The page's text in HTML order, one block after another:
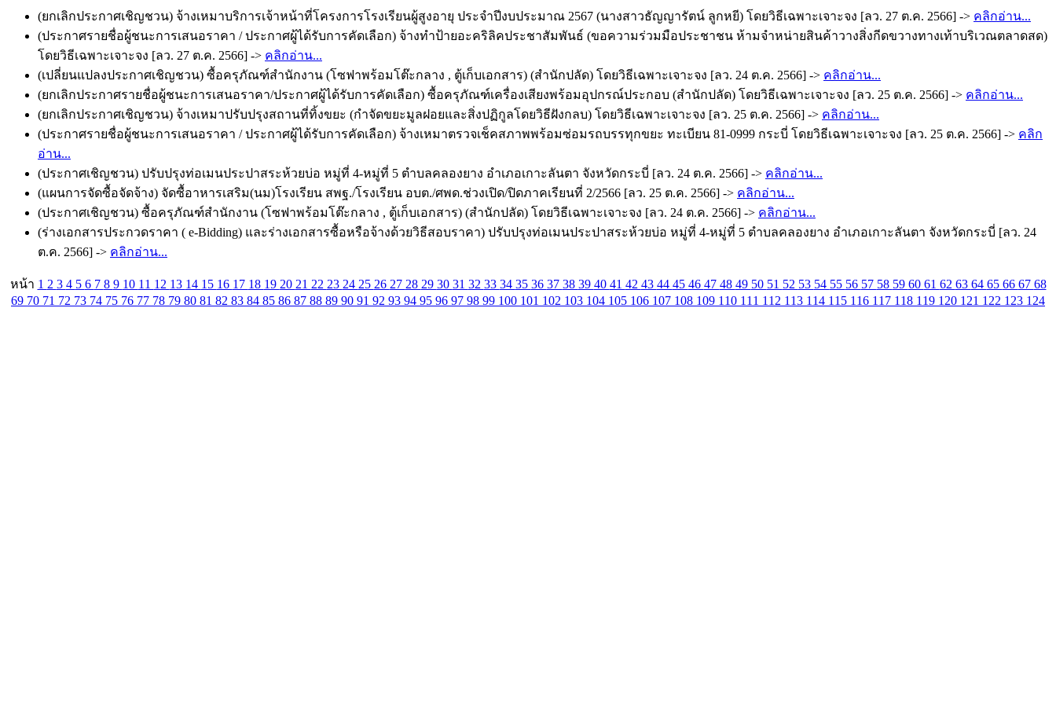
(ยกเลิกประกาศเชิญชวน) จ้างเหมาบริการเจ้าหน้าที่โครงการโรงเรียนผู้สูงอายุ ประจำปีงบประมาณ 2567 (นางสาวธัญญารัตน์ ลูกหยี) โดยวิธีเฉพาะเจาะจง [ลว. 27 ต.ค. 2566] -> คลิกอ่าน...
(ประกาศรายชื่อผู้ชนะการเสนอราคา / ประกาศผู้ได้รับการคัดเลือก) จ้างทำป้ายอะคริลิคประชาสัมพันธ์ (ขอความร่วมมือประชาชน ห้ามจำหน่ายสินค้าวางสิ่งกีดขวางทางเท้าบริเวณตลาดสด)
โดยวิธีเฉพาะเจาะจง [ลว. 27 ต.ค. 2566] -> คลิกอ่าน...
(เปลี่ยนแปลงประกาศเชิญชวน) ซื้อครุภัณฑ์สำนักงาน (โซฟาพร้อมโต๊ะกลาง , ตู้เก็บเอกสาร) (สำนักปลัด) โดยวิธีเฉพาะเจาะจง [ลว. 24 ต.ค. 2566] -> คลิกอ่าน...
(ยกเลิกประกาศรายชื่อผู้ชนะการเสนอราคา/ประกาศผู้ได้รับการคัดเลือก) ซื้อครุภัณฑ์เครื่องเสียงพร้อมอุปกรณ์ประกอบ (สำนักปลัด) โดยวิธีเฉพาะเจาะจง [ลว. 25 ต.ค. 2566] -> คลิกอ่าน...
(ยกเลิกประกาศเชิญชวน) จ้างเหมาปรับปรุงสถานที่ทิ้งขยะ (กำจัดขยะมูลฝอยและสิ่งปฏิกูลโดยวิธีฝังกลบ) โดยวิธีเฉพาะเจาะจง [ลว. 25 ต.ค. 2566] -> คลิกอ่าน...
(ประกาศรายชื่อผู้ชนะการเสนอราคา / ประกาศผู้ได้รับการคัดเลือก) จ้างเหมาตรวจเช็คสภาพพร้อมซ่อมรถบรรทุกขยะ ทะเบียน 81-0999 กระบี่ โดยวิธีเฉพาะเจาะจง [ลว. 25 ต.ค. 2566] -> คลิก
อ่าน...
(ประกาศเชิญชวน) ปรับปรุงท่อเมนประปาสระห้วยบ่อ หมู่ที่ 4-หมู่ที่ 5 ตำบลคลองยาง อำเภอเกาะลันตา จังหวัดกระบี่ [ลว. 24 ต.ค. 2566] -> คลิกอ่าน...
(แผนการจัดซื้อจัดจ้าง) จัดซื้อาหารเสริม(นม)โรงเรียน สพฐ./โรงเรียน อบต./ศพด.ช่วงเปิด/ปิดภาคเรียนที่ 2/2566 [ลว. 25 ต.ค. 2566] -> คลิกอ่าน...
(ประกาศเชิญชวน) ซื้อครุภัณฑ์สำนักงาน (โซฟาพร้อมโต๊ะกลาง , ตู้เก็บเอกสาร) (สำนักปลัด) โดยวิธีเฉพาะเจาะจง [ลว. 24 ต.ค. 2566] -> คลิกอ่าน...
(ร่างเอกสารประกวดราคา ( e-Bidding) และร่างเอกสารซื้อหรือจ้างด้วยวิธีสอบราคา) ปรับปรุงท่อเมนประปาสระห้วยบ่อ หมู่ที่ 4-หมู่ที่ 5 ตำบลคลองยาง อำเภอเกาะลันตา จังหวัดกระบี่ [ลว. 24
ต.ค. 2566] -> คลิกอ่าน...
หน้า 1 2 3 4 5 6 7 8 9 10 11 12 13 14 15 16 17 18 19 20 21 22 23 24 25 26 27 28 29 30 31 32 33 34 35 36 37 38 39 40 41 42 43 44 45 46 47 48 49 50 51 52 53 54 55 56 57 58 59 60 61 62 63 64 65 66 67 68
69 70 71 72 73 74 75 76 77 78 79 80 81 82 83 84 85 86 87 88 89 90 91 92 93 94 95 96 97 98 99 100 101 102 103 104 105 106 107 108 109 110 111 112 113 114 115 116 117 118 119 120 121 122 123 124